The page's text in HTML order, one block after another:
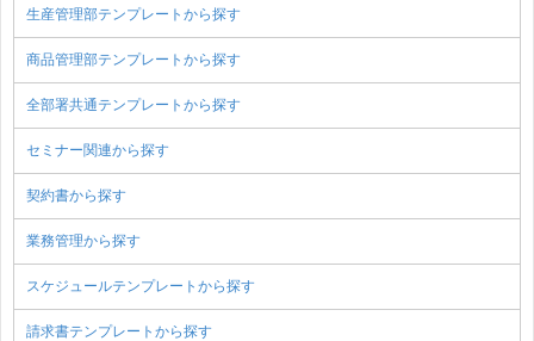
生産管理部テンプレートから探す
商品管理部テンプレートから探す
全部署共通テンプレートから探す
セミナー関連から探す
契約書から探す
業務管理から探す
スケジュールテンプレートから探す
請求書テンプレートから探す